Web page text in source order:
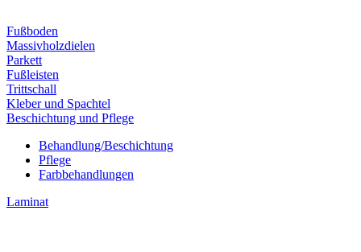
Fußboden
Massivholzdielen
Parkett
Fußleisten
Trittschall
Kleber und Spachtel
Beschichtung und Pflege
Behandlung/Beschichtung
Pflege
Farbbehandlungen
Laminat